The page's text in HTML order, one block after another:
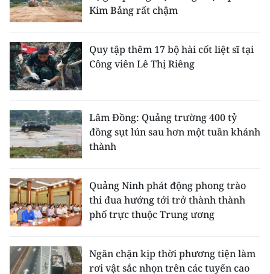
Kim Bảng rất chậm
Quy tập thêm 17 bộ hài cốt liệt sĩ tại
Công viên Lê Thị Riêng
Lâm Đồng: Quảng trường 400 tỷ
đồng sụt lún sau hơn một tuần khánh
thành
Quảng Ninh phát động phong trào
thi đua hướng tới trở thành thành
phố trực thuộc Trung ương
Ngăn chặn kịp thời phương tiện làm
rơi vật sắc nhọn trên các tuyến cao